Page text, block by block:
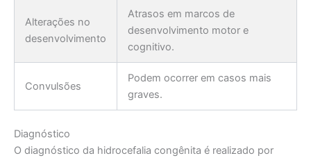
Alterações no
desenvolvimento
Atrasos em marcos de
desenvolvimento motor e
cognitivo.
Convulsões
Podem ocorrer em casos mais
graves.
Diagnóstico
O diagnóstico da hidrocefalia congênita é realizado por